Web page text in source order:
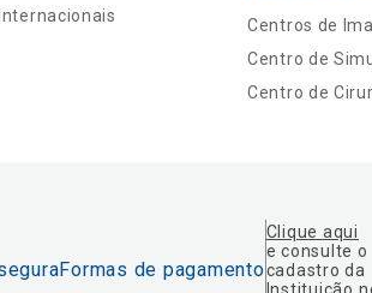
Centros de
Centro de
Centro de
Formas de pagamento
Clique aqui
e consulte o
cadastro da